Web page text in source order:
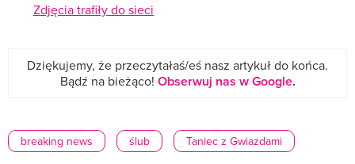
Zdjęcia trafiły do sieci
Dziękujemy, że przeczytałaś/eś nasz artykuł do końca.
Bądź na bieżąco! Obserwuj nas w Google.
breaking news ślub Taniec z Gwiazdami